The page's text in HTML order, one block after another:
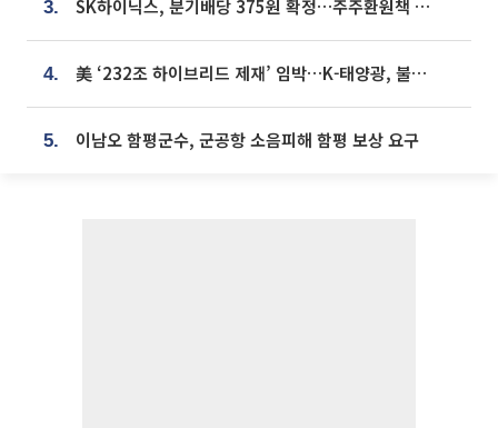
3. SK하이닉스, 분기배당 375원 확정…주주환원책 9월로 앞당겨 발표
4. 美 ‘232조 하이브리드 제재’ 임박…K-태양광, 불확실성 털고 날개 다나
5. 이남오 함평군수, 군공항 소음피해 함평 보상 요구